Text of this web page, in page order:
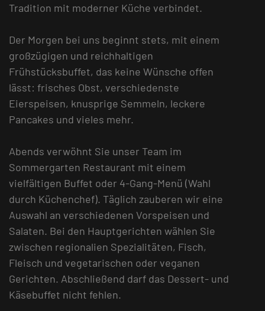
Tradition mit moderner Küche verbindet.
Der Morgen bei uns beginnt stets, mit einem
großzügigen und reichhaltigen
Frühstücksbuffet, das keine Wünsche offen
lässt: frisches Obst, verschiedenste
Eierspeisen, knusprige Semmeln, leckere
Pancakes und vieles mehr.
Abends verwöhnt Sie unser Team im
Sommergarten Restaurant mit einem
vielfältigen Buffet oder 4-Gang-Menü (Wahl
durch Küchenchef). Täglich zauberen wir eine
Auswahl an verschiedenen Vorspeisen und
Salaten. Bei den Hauptgerichten wählen Sie
zwischen regionalien Spezialitäten, Fisch,
Fleisch und vegetarischen oder veganen
Gerichten. Abschließend darf das Dessert- und
Käsebuffet nicht fehlen.